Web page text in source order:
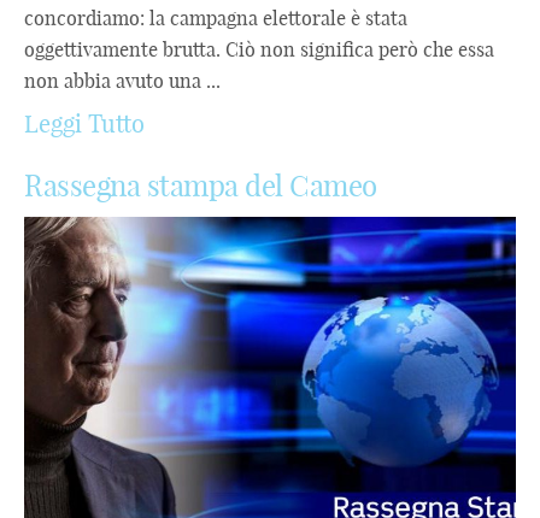
concordiamo: la campagna elettorale è stata
oggettivamente brutta. Ciò non significa però che essa
non abbia avuto una ...
Leggi Tutto
Rassegna stampa del Cameo